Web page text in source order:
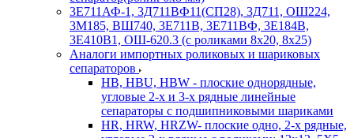
3Е711АФ-1, 3Д711ВФ11(СП28), 3Д711, ОШ224,
3М185, ВШ740, 3Е711В, 3Е711ВФ, 3Е184В,
3Е410В1, ОШ-620.3 (с роликами 8х20, 8х25)
Аналоги импортных роликовых и шариковых
сепараторов
HB, HBU, HBW - плоские однорядные,
угловые 2-х и 3-х рядные линейные
сепараторы с подшипниковыми шариками
HR, HRW, HRZW- плоские одно, 2-х рядные,